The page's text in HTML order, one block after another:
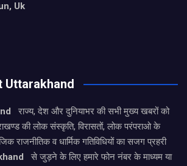
Uk
Uttarakhand
राज्य, देश और दुनियाभर की सभी मुख्य खबरों को
की लोक संस्कृति, विरासतों, लोक परंपराओ के
राजनीतिक व धार्मिक गतिविधियों का सजग प्रहरी
से जुड़ने के लिए हमारे फोन नंबर के माध्यम या